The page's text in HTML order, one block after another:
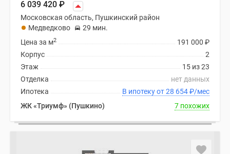
6 039 420 ₽
Московская область, Пушкинский район
Медведково
29 мин.
191 000 ₽
Цена за м2
2
Корпус
15 из 23
Этаж
нет данных
Отделка
В ипотеку от 28 654₽/мес
Ипотека
ЖК «Триумф» (Пушкино)
7 похожих